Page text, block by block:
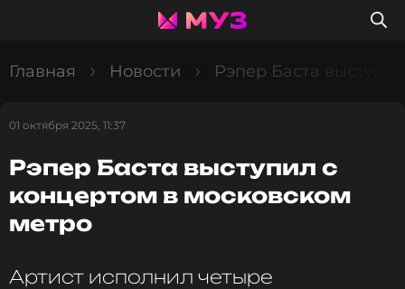
Главная Новости Рэпер Баста
01 октября 2025, 11:37
Рэпер Баста выступил с
концертом в московском
метро
Артист исполнил четыре